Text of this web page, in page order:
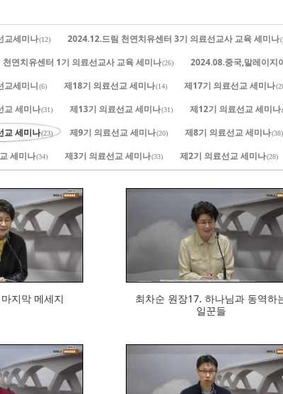
교세미나(12) 2024.12.드림 천연치유센터 3기 의료선교사 교육 세미나
연치유센터 1기 의료선교사 교육 세미나(26) 2024.08.중국,말레이지
교세미니(6) 제18기 의료선교 세미나(14) 제17기 의료선교 세미나
교 세미나(31) 제13기 의료선교 세미나(31) 제12기 의료선교 세미나
교 세미나(23) 제9기 의료선교 세미나(20) 제8기 의료선교 세미나(38)
세미나(34) 제3기 의료선교 세미나(33) 제2기 의료선교 세미나(28)
메세지
최차순 원장17. 하나님과
일꾼들